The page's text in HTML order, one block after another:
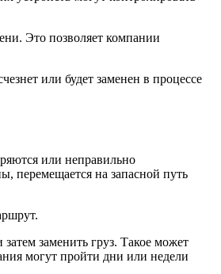
Это позволяет компании
или будет заменен в процессе
или неправильно
перемещается на запасной путь
заменить груз. Такое может
могут пройти дни или недели